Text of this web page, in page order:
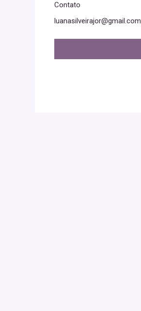
Contato
luanasilveirajor@gmail.com